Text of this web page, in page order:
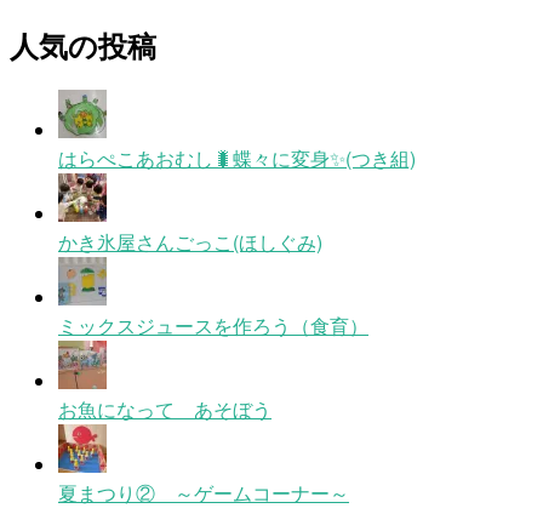
人気の投稿
はらぺこあおむし🐛蝶々に変身✨(つき組)
かき氷屋さんごっこ(ほしぐみ)
ミックスジュースを作ろう（食育）
お魚になって あそぼう
夏まつり② ～ゲームコーナー～